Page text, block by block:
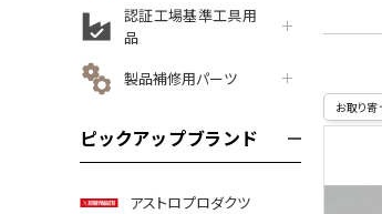
認証工場基準工具用
品
製品補修用パーツ
ピックアップブランド
アストロプロダクツ
お取り寄